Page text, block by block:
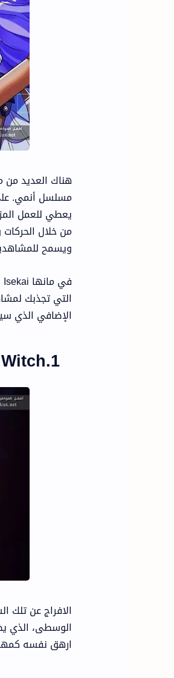
مسلسل أنمي.
يعطي للعمل
من خلال
ويسمح
التي تجذبك
الإضافي الذي
1.Release That Witch
الوسطى، الذي
ارهق نفسه